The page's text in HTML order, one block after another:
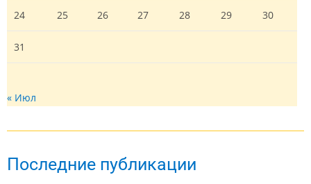
24 25 26 27 28 29 30
31
« Июл
Последние публикации